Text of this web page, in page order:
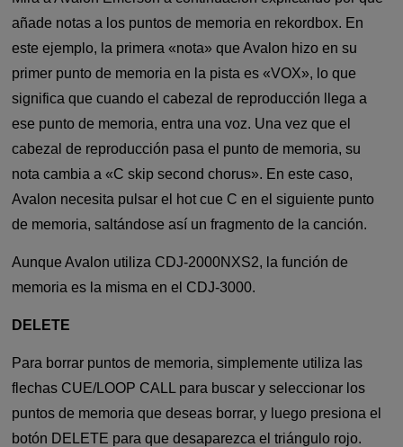
añade notas a los puntos de memoria en rekordbox. En
este ejemplo, la primera «nota» que Avalon hizo en su
primer punto de memoria en la pista es «VOX», lo que
significa que cuando el cabezal de reproducción llega a
ese punto de memoria, entra una voz. Una vez que el
cabezal de reproducción pasa el punto de memoria, su
nota cambia a «C skip second chorus». En este caso,
Avalon necesita pulsar el hot cue C en el siguiente punto
de memoria, saltándose así un fragmento de la canción.
Aunque Avalon utiliza CDJ-2000NXS2, la función de
memoria es la misma en el CDJ-3000.
DELETE
Para borrar puntos de memoria, simplemente utiliza las
flechas CUE/LOOP CALL para buscar y seleccionar los
puntos de memoria que deseas borrar, y luego presiona el
botón DELETE para que desaparezca el triángulo rojo.